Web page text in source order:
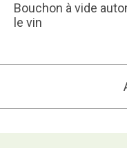
Bouchon à vide
le vin